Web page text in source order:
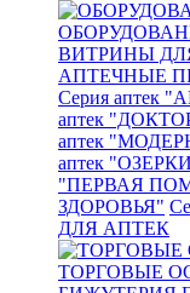
ВИТРИНЫ
АПТЕЧНЫЕ
Серия аптек
аптек
аптек
аптек
"ПЕРВАЯ
ЗДОРОВЬЯ"
ДЛЯ АПТЕК
ТОРГОВЫЕ